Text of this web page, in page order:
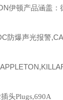
伊顿产品涵盖：
防爆声光报警